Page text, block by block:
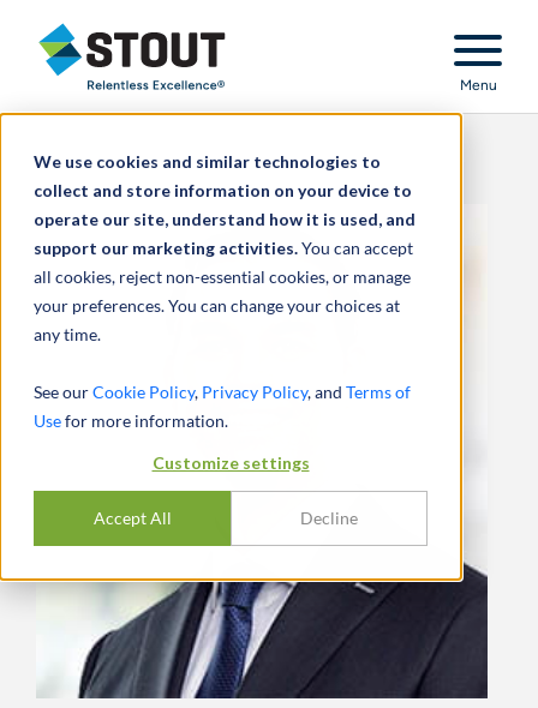
We use cookies and similar technologies to
collect and store information on your device to
operate our site, understand how it is used, and
support our marketing activities.You can accept
all cookies, reject non-essential cookies, or manage
your preferences. You can change your choices at
any time.
See ourCookie Policy, Privacy Policy, and Terms of
Usefor more information.
Customize settings
Accept All Decline
Stout Relentless Excellence
Menu